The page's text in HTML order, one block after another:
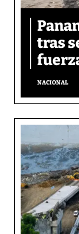
tras
NACIONAL